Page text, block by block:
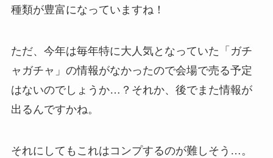
種類が豊富になっていますね！
ただ、今年は毎年特に大人気となっていた「ガチ
ャガチャ」の情報がなかったので会場で売る予定
はないのでしょうか…？それか、後でまた情報が
出るんですかね。
それにしてもこれはコンプするのが難しそう…。